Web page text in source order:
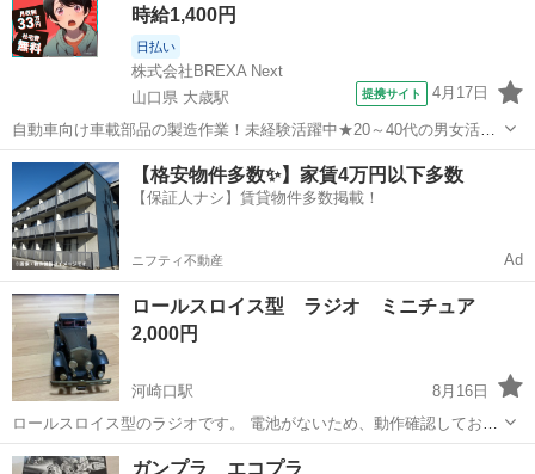
時給1,400円
日払い
株式会社BREXA Next
山口県 大歳駅
提携サイト 4月17日
自動車向け車載部品の製造作業！未経験活躍中★20～40代の男女活躍
中！友達同士での応募OK！備品付きワンルーム寮費無料！赴任旅費会
社負担！生活支援物資事前対応可◎格安食堂利用可！年間休日135日
♪《山口県山口市》 人気の工...
山口 山口市 大歳駅 その他
【格安物件多数✨】家賃4万円以下多数
【保証人ナシ】賃貸物件多数掲載！
ニフティ不動産 Ad
ロールスロイス型 ラジオ ミニチュア
2,000円
河崎口駅
8月16日
ロールスロイス型のラジオです。 電池がないため、動作確認しており
ません。 簡易的に清掃しましたが、取り切れない埃があります。 モデ
鳥取 米子市 河崎口駅 模型、プラモデル
ガンプラ エコプラ